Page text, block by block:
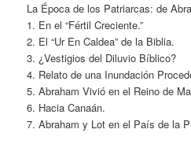
La Época de los Patriarcas: de
1. En el “Fértil Creciente.”
2. El “Ur En Caldea” de la Biblia.
3. ¿Vestigios del Diluvio Bíblico?
4. Relato de una Inundación
5. Abraham Vivió en el Reino de
6. Hacia Canaán.
7. Abraham y Lot en el País de la